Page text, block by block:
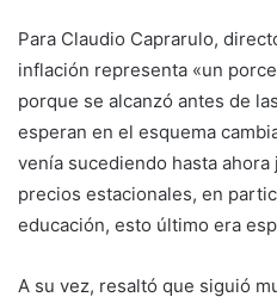
Para Claudio Caprarulo,
inflación representa «un
porque se alcanzó antes de
esperan en el esquema
venía sucediendo hasta
precios estacionales, en
educación, esto último era
A su vez, resaltó que siguió